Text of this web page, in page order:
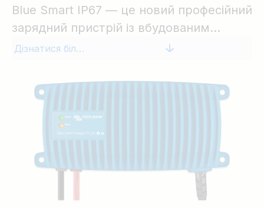
SmartShunt
Blue Smart IP67 — це новий професійний
зарядний пристрій із вбудованим
Bluetooth. Водонепроникний зарядний
використовувати для пристроїв у вашій
майстерні та на транспортних засобах,
таких як (класичні) автомобілі;
мотоцикли; човни та автофургони.
Дізнатися більше